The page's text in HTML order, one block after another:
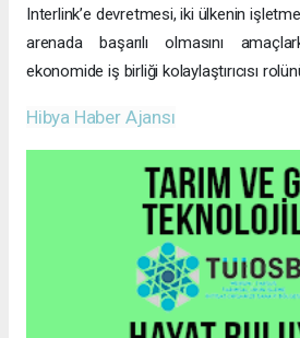
Interlink’e devretmesi, iki ülkenin
arenada başarılı olmasını
ekonomide iş birliği kolaylaştırıcısı
Hibya Haber Ajansı